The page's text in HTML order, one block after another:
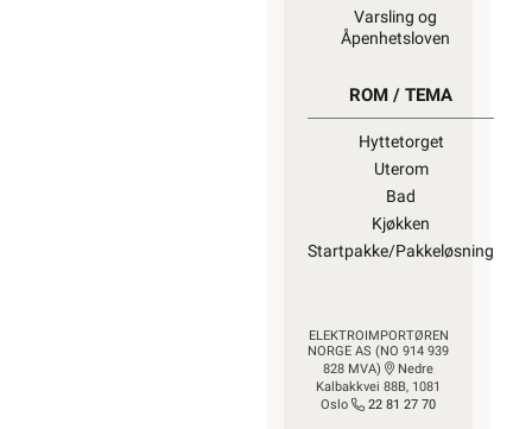
Varsling og
Åpenhetsloven
ROM / TEMA
Hyttetorget
Uterom
Bad
Kjøkken
Startpakke/Pakkeløsning
ELEKTROIMPORTØREN
NORGE AS (NO 914 939
828 MVA)
Nedre
Kalbakkvei 88B, 1081
Oslo
22 81 27 70